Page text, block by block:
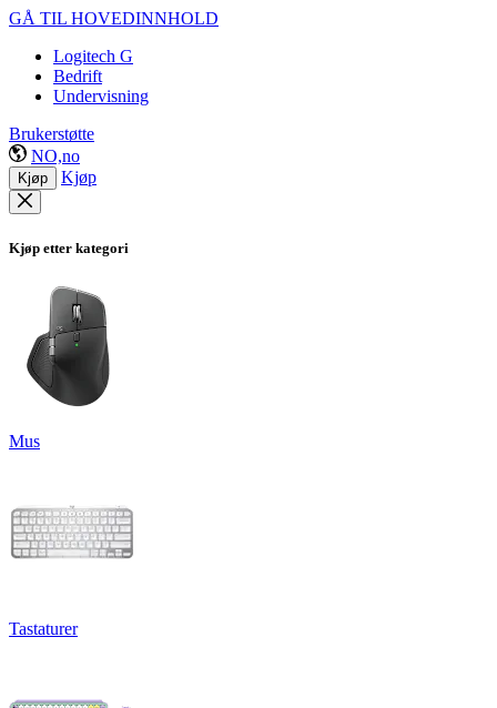
GÅ TIL HOVEDINNHOLD
Logitech G
Bedrift
Undervisning
Brukerstøtte
NO,no
Kjøp Kjøp
Kjøp etter kategori
Mus
Tastaturer